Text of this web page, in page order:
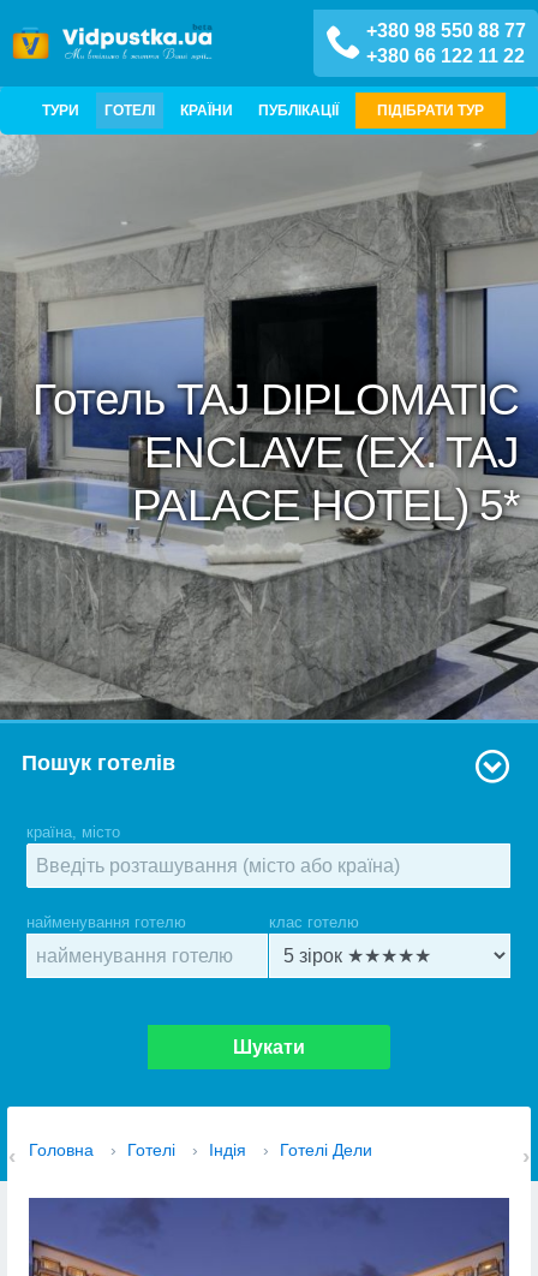
+380 98 550 88 77
+380 66 122 11 22
ТУРИ ГОТЕЛІ КРАЇНИ ПУБЛІКАЦІЇ ПІДІБРАТИ ТУР
Готель TAJ DIPLOMATIC
ENCLAVE (EX. TAJ
PALACE HOTEL) 5*
Пошук готелів
країна, місто
найменування готелю клас готелю
Шукати
Головна › Готелі › Індія › Готелі Дели